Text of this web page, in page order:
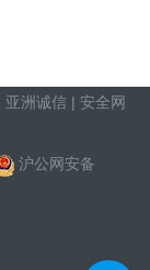
亚洲诚信 | 安全网
沪公网安备